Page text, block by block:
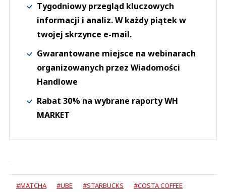
Tygodniowy przegląd kluczowych
informacji i analiz. W każdy piątek w
twojej skrzynce e-mail.
Gwarantowane miejsce na webinarach
organizowanych przez Wiadomości
Handlowe
Rabat 30% na wybrane raporty WH
MARKET
#MATCHA #UBE #STARBUCKS
#COSTA COFFEE